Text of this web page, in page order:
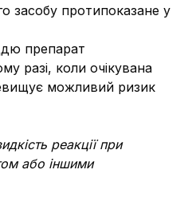
засобу протипоказане у
препарат
разі, коли очікувана
можливий ризик
реакції при
або іншими